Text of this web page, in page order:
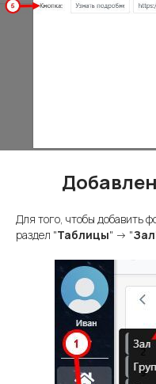
Для того, чтобы добавить
раздел "Таблицы" -> "Зал